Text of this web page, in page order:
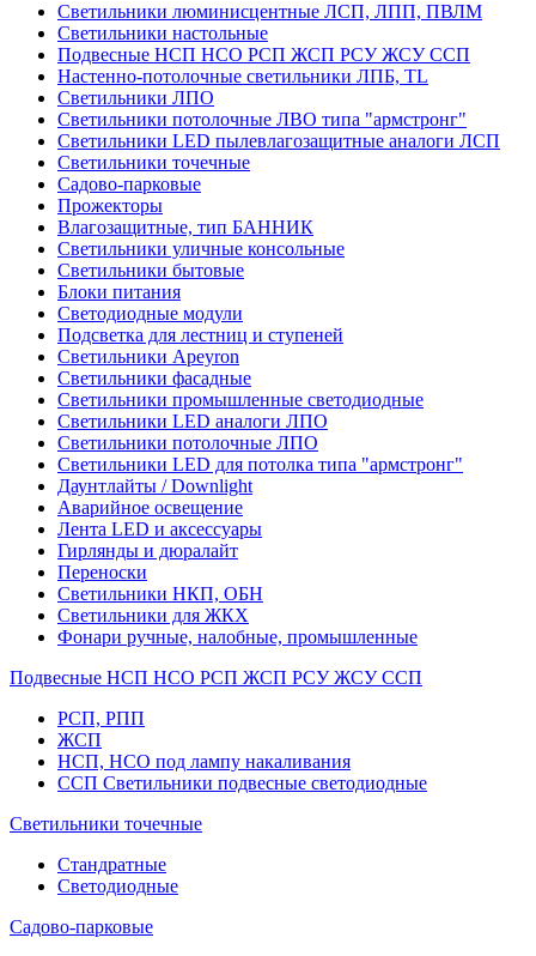
Светильники люминисцентные ЛСП, ЛПП, ПВЛМ
Светильники настольные
Подвесные НСП НСО РСП ЖСП РСУ ЖСУ ССП
Настенно-потолочные светильники ЛПБ, TL
Светильники ЛПО
Светильники потолочные ЛВО типа "армстронг"
Светильники LED пылевлагозащитные аналоги ЛСП
Светильники точечные
Садово-парковые
Прожекторы
Влагозащитные, тип БАННИК
Светильники уличные консольные
Светильники бытовые
Блоки питания
Светодиодные модули
Подсветка для лестниц и ступеней
Светильники Apeyron
Светильники фасадные
Светильники промышленные светодиодные
Светильники LED аналоги ЛПО
Светильники потолочные ЛПО
Светильники LED для потолка типа "армстронг"
Даунтлайты / Downlight
Аварийное освещение
Лента LED и аксессуары
Гирлянды и дюралайт
Переноски
Светильники НКП, ОБН
Светильники для ЖКХ
Фонари ручные, налобные, промышленные
Подвесные НСП НСО РСП ЖСП РСУ ЖСУ ССП
РСП, РПП
ЖСП
НСП, НСО под лампу накаливания
ССП Светильники подвесные светодиодные
Светильники точечные
Стандратные
Светодиодные
Садово-парковые